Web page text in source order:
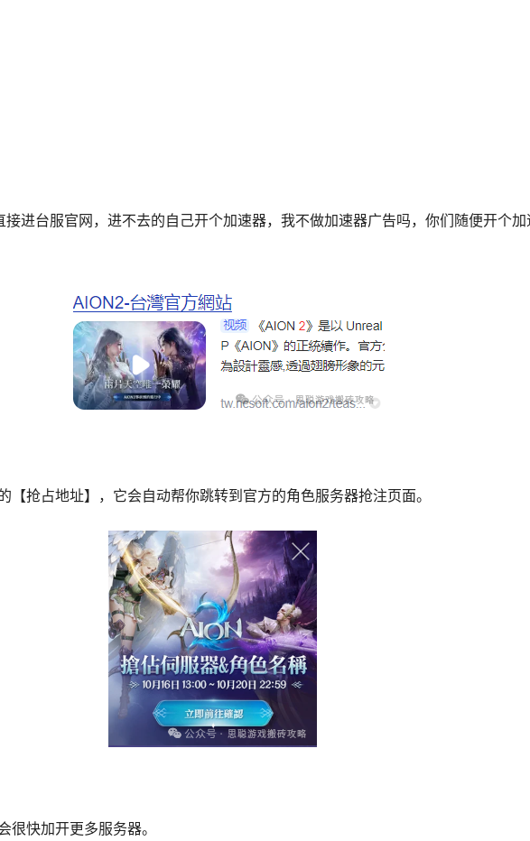
色名抢注活动已经火爆开启！注意了：一个账号只能在一个服务器抢注一个角色名。
最密集、国人最多、未来价值最高的“黄金地段”。这拼的不仅是手速，更是网速！